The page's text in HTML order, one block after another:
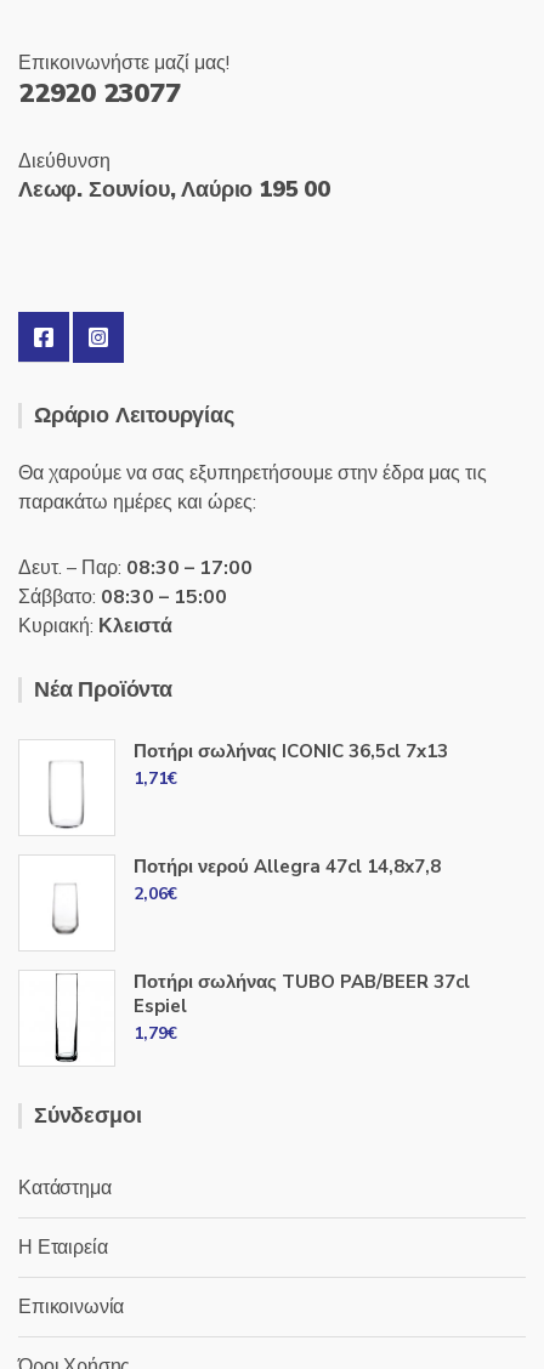
Επικοινωνήστε μαζί μας!
22920 23077
Διεύθυνση
Λεωφ. Σουνίου, Λαύριο 195 00
Ωράριο Λειτουργίας
Θα χαρούμε να σας εξυπηρετήσουμε στην έδρα μας τις
παρακάτω ημέρες και ώρες:
Δευτ. – Παρ: 08:30 – 17:00
Σάββατο: 08:30 – 15:00
Κυριακή: Κλειστά
Νέα Προϊόντα
Ποτήρι σωλήνας ICONIC 36,5cl 7x13
1,71€
Ποτήρι νερού Allegra 47cl 14,8x7,8
2,06€
Ποτήρι σωλήνας TUBO PAB/BEER 37cl
Espiel
1,79€
Σύνδεσμοι
Κατάστημα
Η Εταιρεία
Επικοινωνία